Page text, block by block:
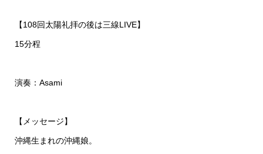
【108回太陽礼拝の後は三線LIVE】
15分程
演奏：Asami
【メッセージ】
沖縄生まれの沖縄娘。